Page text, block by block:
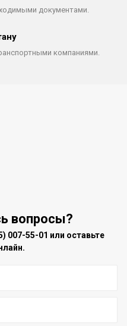
документами.
компаниями.
вопросы?
007-55-01 или оставьте